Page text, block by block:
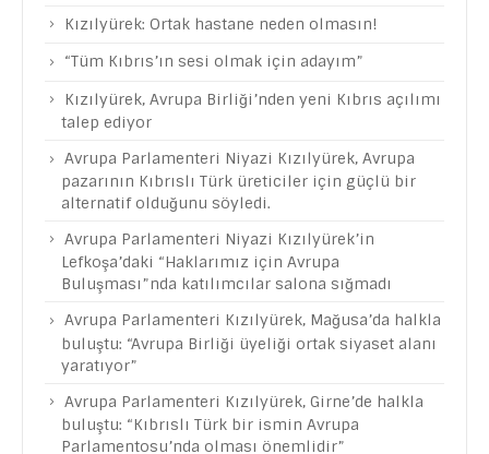
Kızılyürek: Ortak hastane neden olmasın!
“Tüm Kıbrıs’ın sesi olmak için adayım”
Kızılyürek, Avrupa Birliği’nden yeni Kıbrıs açılımı
talep ediyor
Avrupa Parlamenteri Niyazi Kızılyürek, Avrupa
pazarının Kıbrıslı Türk üreticiler için güçlü bir
alternatif olduğunu söyledi.
Avrupa Parlamenteri Niyazi Kızılyürek’in
Lefkoşa’daki “Haklarımız için Avrupa
Buluşması”nda katılımcılar salona sığmadı
Avrupa Parlamenteri Kızılyürek, Mağusa’da halkla
buluştu: “Avrupa Birliği üyeliği ortak siyaset alanı
yaratıyor”
Avrupa Parlamenteri Kızılyürek, Girne’de halkla
buluştu: “Kıbrıslı Türk bir ismin Avrupa
Parlamentosu’nda olması önemlidir”